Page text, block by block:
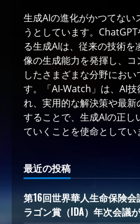
生成AIの進化がかつてない
うとしています。
る生成AIは、従来の技術
像の生成能力を発揮し、
したさまざまな分野にお
す。「AI-Watch」は、AI
れ、実用的な解決策や最
することで、生成AIの正し
ていくことを使命としてい
最近の投稿
第16回世界華人生命保険
ラゴン賞（IDA）年次会議